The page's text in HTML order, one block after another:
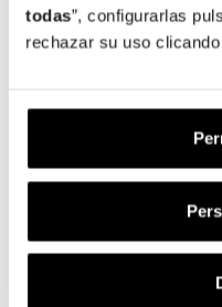
todas”, configurarlas
rechazar su uso
alle foto o ai ricordi più
personalizzazione sono
potrai creare tu stesso
Scatena la tua
Personalizza
Le fantasie più